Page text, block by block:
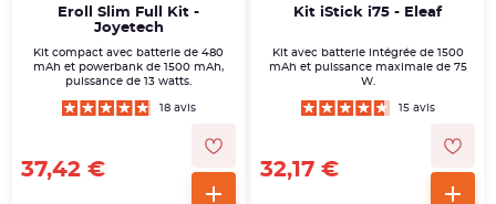
Eroll Slim Full Kit -
Joyetech
Kit compact avec batterie de 480
mAh et powerbank de 1500 mAh,
puissance de 13 watts.
18 avis
37,42 €
Kit iStick i75 - Eleaf
Kit avec batterie intégrée de 1500
mAh et puissance maximale de 75
W.
15 avis
32,17 €